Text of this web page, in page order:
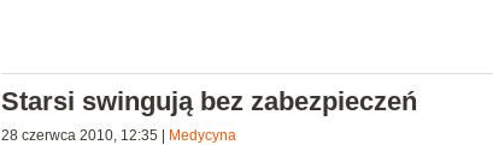
Starsi swingują bez zabezpieczeń
28 czerwca 2010, 12:35 Medycyna